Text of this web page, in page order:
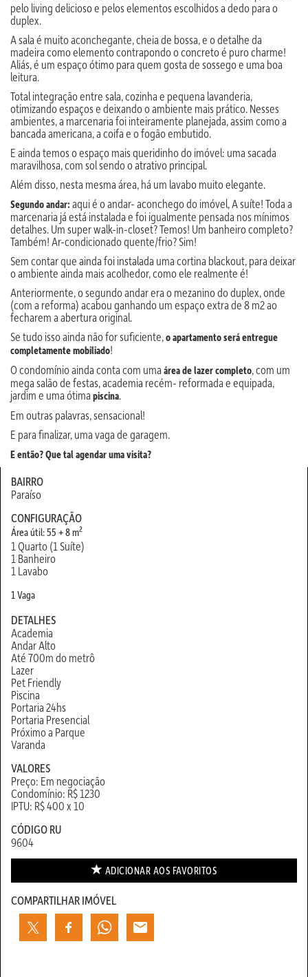
pelo living delicioso e pelos elementos escolhidos a dedo para o
duplex.
A sala é muito aconchegante, cheia de bossa, e o detalhe da
madeira como elemento contrapondo o concreto é puro charme!
Aliás, é um espaço ótimo para quem gosta de sossego e uma boa
leitura.
Total integração entre sala, cozinha e pequena lavanderia,
otimizando espaços e deixando o ambiente mais prático. Nesses
ambientes, a marcenaria foi inteiramente planejada, assim como a
bancada americana, a coifa e o fogão embutido.
E ainda temos o espaço mais queridinho do imóvel: uma sacada
maravilhosa, com sol sendo o atrativo principal.
Além disso, nesta mesma área, há um lavabo muito elegante.
⁠Segundo andar: aqui é o andar- aconchego do imóvel, A suíte! Toda a
marcenaria já está instalada e foi igualmente pensada nos mínimos
detalhes. Um super walk-in-closet? Temos! Um banheiro completo?
Também! Ar-condicionado quente/frio? Sim!
Sem contar que ainda foi instalada uma cortina blackout, para deixar
o ambiente ainda mais acolhedor, como ele realmente é!
Anteriormente, o segundo andar era o mezanino do duplex, onde
(com a reforma) acabou ganhando um espaço extra de 8 m2 ao
fecharem a abertura original.
Se tudo isso ainda não for suficiente,o apartamento será entregue
completamente mobiliado!
O condomínio ainda conta com uma área de lazer completo, com um
mega salão de festas, academia recém- reformada e equipada,
jardim e uma ótima piscina.
Em outras palavras, sensacional!
E para finalizar, uma vaga de garagem.
E então? Que tal agendar uma visita?
BAIRRO
Paraíso
CONFIGURAÇÃO
Área útil: 55 + 8 m2
1 Quarto (1 Suíte)
1 Banheiro
1 Lavabo
1 Vaga
DETALHES
Academia
Andar Alto
Até 700m do metrô
Lazer
Pet Friendly
Piscina
Portaria 24hs
Portaria Presencial
Próximo a Parque
Varanda
VALORES
Preço: Em negociação
Condomínio: R$ 1230
IPTU: R$ 400 x 10
CÓDIGO RU
9604
ADICIONAR AOS FAVORITOS
COMPARTILHAR IMÓVEL